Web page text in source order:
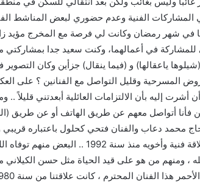
المشاركات الفنية وعدم حضوري لبعض المناشط
في شهر رمضان وكانت لي فرصة مع المخرج مؤيد
للمشاركة في أعمالهما، وكنت سعيد جدا بمشاركتي
ياعقالها) و (فيما ينقال) جزأين وكان التصوير
المسرحية وقليل التواصل مع الفنانين ؟ على
إليه بأن الالتزامات العائلية أبعدتني قليلاً ..
فأنا أتواصل معهم عن طريق الهاتف أو عن طريق
محمد دعاب والفنان فتحي كحلول باعتباره
الزملاء في مسرح الطفل .. وهولاء تربطني بهم علاقة فنية وأخويه
، ومنهم من هو على قيد الحياة مثل حسن الكيلاني